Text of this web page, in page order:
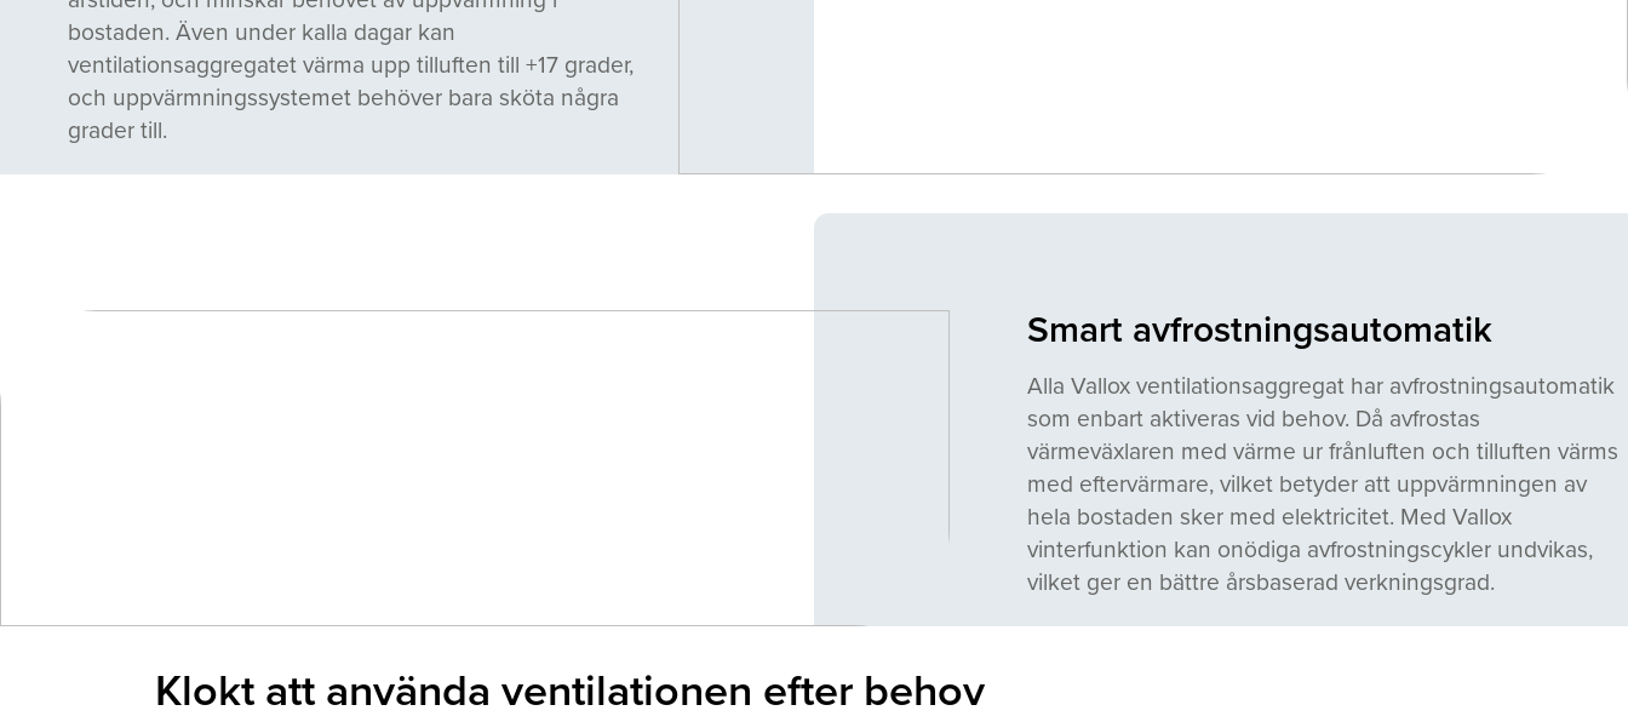
bostaden. Även under kalla dagar kan
ventilationsaggregatet värma upp tilluften till +17 grader,
och uppvärmningssystemet behöver bara sköta några
grader till.
Smart avfrostningsautomatik
Alla Vallox ventilationsaggregat har avfrostningsautomatik
som enbart aktiveras vid behov. Då avfrostas
värmeväxlaren med värme ur frånluften och tilluften värms
med eftervärmare, vilket betyder att uppvärmningen av
hela bostaden sker med elektricitet. Med Vallox
vinterfunktion kan onödiga avfrostningscykler undvikas,
vilket ger en bättre årsbaserad verkningsgrad.
Klokt att använda ventilationen efter behov